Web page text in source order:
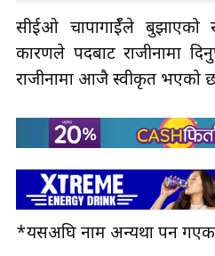
सीईओ चापागाईँले बुझाएको
कारणले पदबाट राजीनामा
राजीनामा आजै स्वीकृत भएको
*यसअघि नाम अन्यथा पर्न